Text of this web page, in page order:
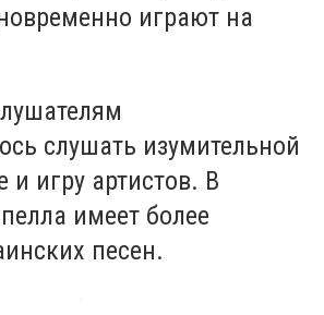
играют на
слушать изумительной
и игру артистов. В
имеет более
песен.